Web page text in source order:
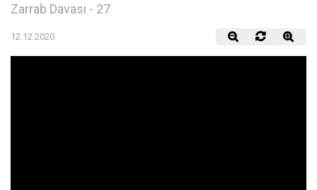
Zarrab Davası - 27
12.12.2020